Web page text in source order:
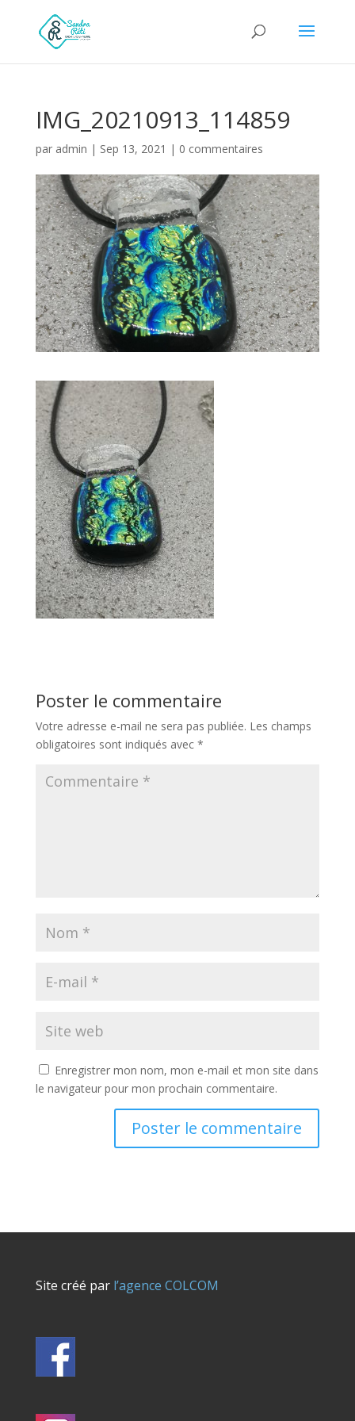
IMG_20210913_114859
par admin | Sep 13, 2021 | 0 commentaires
Poster le commentaire
Votre adresse e-mail ne sera pas publiée. Les champs
obligatoires sont indiqués avec *
Enregistrer mon nom, mon e-mail et mon site dans
le navigateur pour mon prochain commentaire.
Site créé parl’agence COLCOM